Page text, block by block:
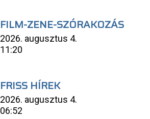
FILM-ZENE-SZÓRAKOZÁS
2026. augusztus 4.
11:20
FRISS HÍREK
2026. augusztus 4.
06:52